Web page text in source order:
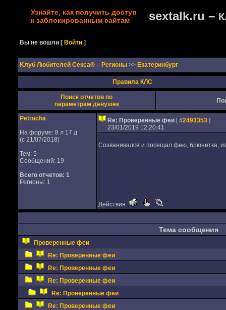
Узнайте, как получить доступ
к заблокированным сайтам
sextalk.ru –
Вы не вошли [Войти ]
Kлуб Любителей Секса® – Регионы >> Екатеринбург
Правила КЛС
Поиск отчетов по
параметрам девушек
Petrucha
На форуме: 8 л 17 д
(с 21/07/2018)
Тем: 5
Сообщений: 19
Всего отчетов: 1
Регионы: 1
Re: Проверенные феи [ #2493353]
23/01/2019 12:20:41
Созванивался и посещал фею, брюнетка,
Действия:
Тема сообщения
Проверенные феи
Re: Проверенные феи
Re: Проверенные феи
Re: Проверенные феи
Re: Проверенные феи
Re: Проверенные феи